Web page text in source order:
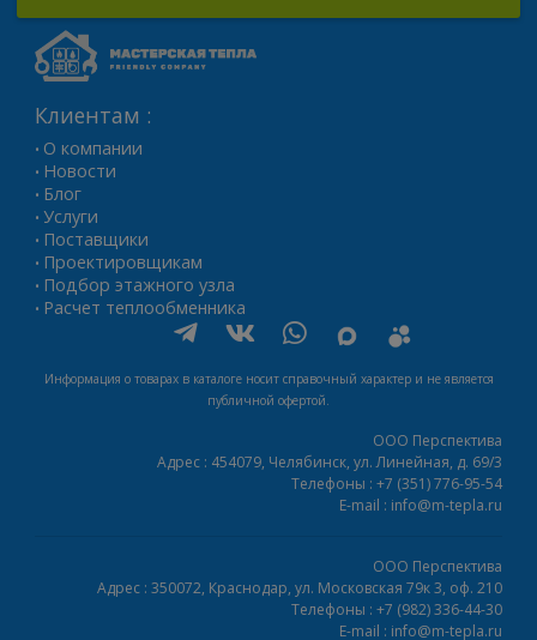
Клиентам :
• О компании
• Новости
• Блог
• Услуги
• Поставщики
• Проектировщикам
• Подбор этажного узла
• Расчет теплообменника
Информация о товарах в каталоге носит справочный характер и не является
публичной офертой.
ООО Перспектива
Адрес : 454079, Челябинск, ул. Линейная, д. 69/3
Телефоны : +7 (351) 776-95-54
E-mail : info@m-tepla.ru
ООО Перспектива
Адрес : 350072, Краснодар, ул. Московская 79к 3, оф. 210
Телефоны : +7 (982) 336-44-30
E-mail : info@m-tepla.ru